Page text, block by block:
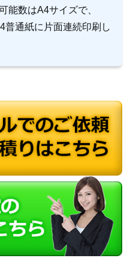
能数はA4サイズで、
普通紙に片面連続印刷し